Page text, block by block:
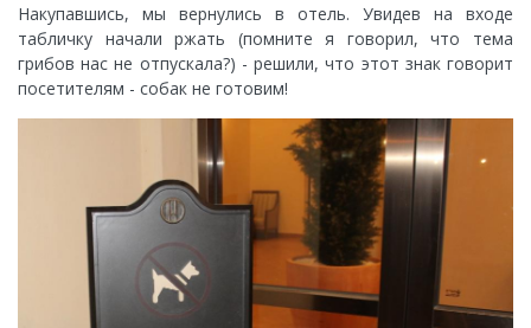
Накупавшись, мы вернулись в отель. Увидев на входе
табличку начали ржать (помните я говорил, что тема
грибов нас не отпускала?) - решили, что этот знак говорит
посетителям - собак не готовим!